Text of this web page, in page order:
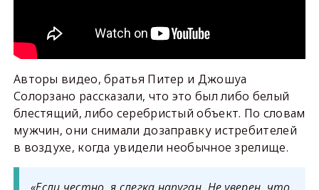
Авторы видео, братья Питер и Джошуа
Солорзано рассказали, что это был либо белый
блестящий, либо серебристый объект. По словам
мужчин, они снимали дозаправку истребителей
в воздухе, когда увидели необычное зрелище.